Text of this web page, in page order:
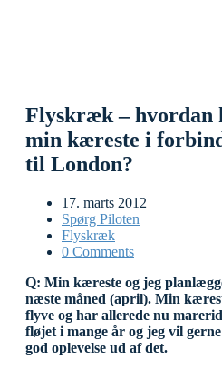
Flyskræk – hvordan
min kæreste i
til London?
17. marts 2012
Spørg Piloten
Flyskræk
0 Comments
Q: Min kæreste og jeg
næste måned (april). Min
flyve og har allerede nu
fløjet i mange år og jeg vil
god oplevelse ud af det.